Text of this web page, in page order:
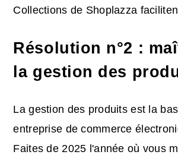
Collections de Shoplazza
Résolution n°2 :
la gestion des
La gestion des produits est la
entreprise de commerce
Faites de 2025 l'année où vous